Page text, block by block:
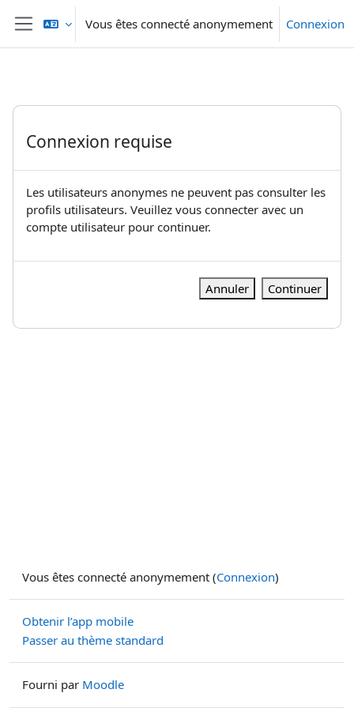
Passer au contenu principal
Panneau latéral
Vous êtes connecté anonymement Connexion
Connexion requise
Les utilisateurs anonymes ne peuvent pas consulter les
profils utilisateurs. Veuillez vous connecter avec un
compte utilisateur pour continuer.
Annuler Continuer
Vous êtes connecté anonymement (Connexion)
Obtenir l’app mobile
Passer au thème standard
Fourni par Moodle